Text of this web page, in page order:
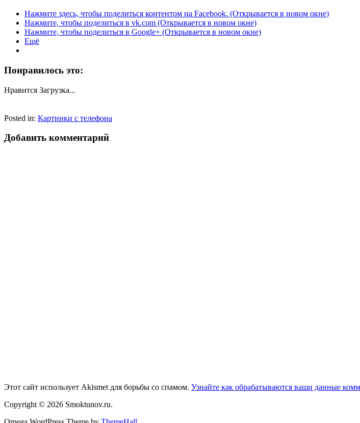
Нажмите здесь, чтобы поделиться контентом на Facebook. (Открывается в новом окне)
Нажмите, чтобы поделиться в vk.com (Открывается в новом окне)
Нажмите, чтобы поделиться в Google+ (Открывается в новом окне)
Ещё
Понравилось это:
Нравится Загрузка...
Posted in: Картинки с телефона
Добавить комментарий
Этот сайт использует Akismet для борьбы со спамом. Узнайте как обрабатываются ваши данные
Copyright © 2026 Smoktunov.ru.